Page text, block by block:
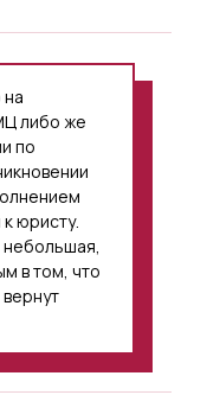
либо же
по
юристу.
небольшая,
в том, что